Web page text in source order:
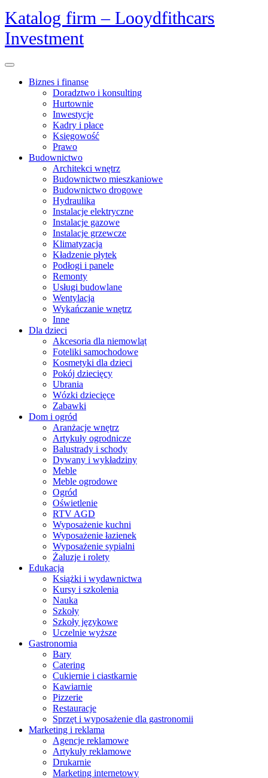
Skip
to
content
Katalog firm – Looydfithcars
Investment
Open
Biznes i finanse
Doradztwo i konsulting
Hurtownie
Inwestycje
Kadry i płace
Księgowość
Prawo
Budownictwo
Architekci wnętrz
Budownictwo mieszkaniowe
Budownictwo drogowe
Hydraulika
Instalacje elektryczne
Instalacje gazowe
Instalacje grzewcze
Klimatyzacja
Kładzenie płytek
Podłogi i panele
Remonty
Usługi budowlane
Wentylacja
Wykańczanie wnętrz
Inne
Dla dzieci
Akcesoria dla niemowląt
Foteliki samochodowe
Kosmetyki dla dzieci
Pokój dziecięcy
Ubrania
Wózki dziecięce
Zabawki
Dom i ogród
Aranżacje wnętrz
Artykuły ogrodnicze
Balustrady i schody
Dywany i wykładziny
Meble
Meble ogrodowe
Ogród
Oświetlenie
RTV AGD
Wyposażenie kuchni
Wyposażenie łazienek
Wyposażenie sypialni
Żaluzje i rolety
Edukacja
Książki i wydawnictwa
Kursy i szkolenia
Nauka
Szkoły
Szkoły językowe
Uczelnie wyższe
Gastronomia
Bary
Catering
Cukiernie i ciastkarnie
Kawiarnie
Pizzerie
Restauracje
Sprzęt i wyposażenie dla gastronomii
Marketing i reklama
Agencje reklamowe
Artykuły reklamowe
Drukarnie
Marketing internetowy